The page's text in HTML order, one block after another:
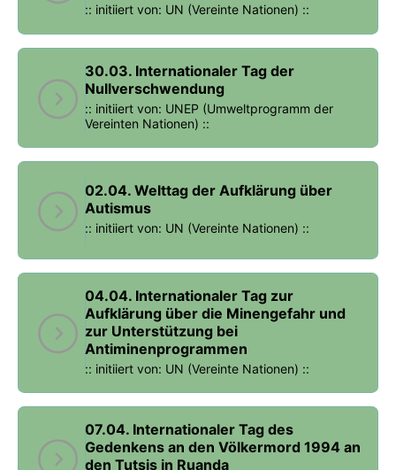
:: initiiert von: UN (Vereinte Nationen) ::
30.03. Internationaler Tag der
Nullverschwendung
:: initiiert von: UNEP (Umweltprogramm der
Vereinten Nationen) ::
02.04. Welttag der Aufklärung über
Autismus
:: initiiert von: UN (Vereinte Nationen) ::
04.04. Internationaler Tag zur
Aufklärung über die Minengefahr und
zur Unterstützung bei
Antiminenprogrammen
:: initiiert von: UN (Vereinte Nationen) ::
07.04. Internationaler Tag des
Gedenkens an den Völkermord 1994 an
den Tutsis in Ruanda